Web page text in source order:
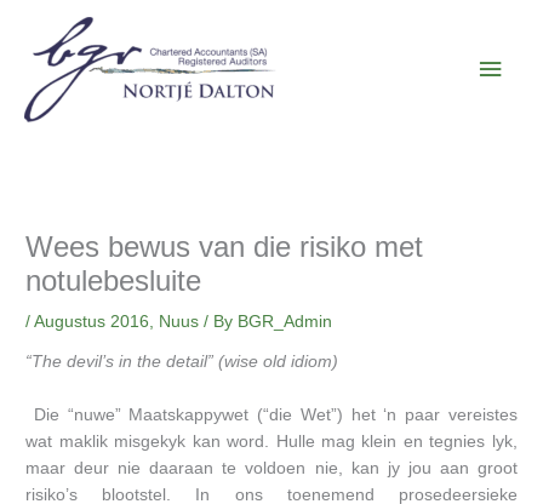
content
Wees bewus van die risiko met
notulebesluite
/Augustus 2016 Nuus / By BGR_Admin
“The devil’s in the detail” (wise old idiom)
Die “nuwe” Maatskappywet (“die Wet”) het ‘n paar vereistes
wat maklik misgekyk kan word. Hulle mag klein en tegnies lyk,
maar deur nie daaraan te voldoen nie, kan jy jou aan groot
risiko’s blootstel. In ons toenemend prosedeersieke